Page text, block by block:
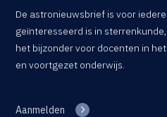
De astronieuwsbrief is voor
geïnteresseerd is in
het bijzonder voor docenten in
en voortgezet onderwijs.
Aanmelden